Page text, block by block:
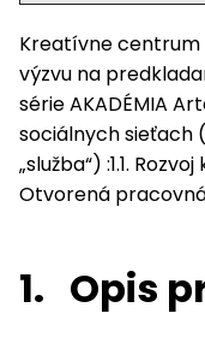
Kreatívne centrum
výzvu na
série AKADÉMIA
sociálnych sieťach
„služba“) :1.1.
Otvorená
1. Opis